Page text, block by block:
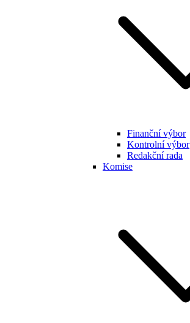
Finanční výbor
Kontrolní výbor
Redakční rada
Komise